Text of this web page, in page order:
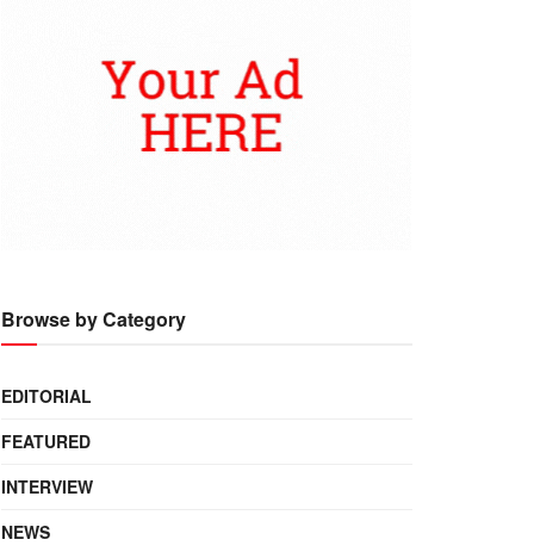
Browse by Category
EDITORIAL
FEATURED
INTERVIEW
NEWS